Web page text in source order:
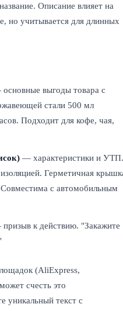
Описание влияет на
но учитывается для длинных
выгоды товара с
стали 500 мл
Подходит для кофе, чая,
— характеристики и УТП.
Герметичная
с автомобильным
к действию. "Закажите
(AliExpress,
счесть это
уникальный текст с